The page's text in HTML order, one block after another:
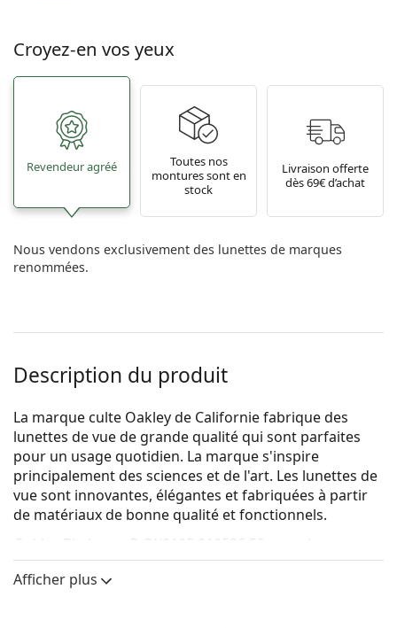
Croyez-en vos yeux
Revendeur agréé
Toutes nos
montures sont en
stock
Livraison offerte
dès 69€ d’achat
Nous vendons exclusivement des lunettes de marques
renommées.
Description du produit
La marque culte Oakley de Californie fabrique des
lunettes de vue de grande qualité qui sont parfaites
pour un usage quotidien. La marque s'inspire
principalement des sciences et de l'art. Les lunettes de
vue sont innovantes, élégantes et fabriquées à partir
de matériaux de bonne qualité et fonctionnels.
Oakley Pitchman R OX8105 810526 50
sont des
lunettes pour hommes.
Voyez de quoi vous avez l'air avec ces lunettes grâce à
Afficher plus